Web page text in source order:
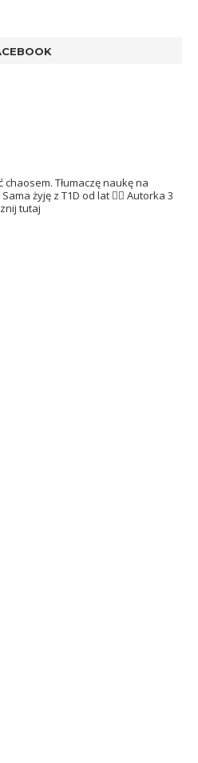
chaosem. Tłumaczę naukę na
Sama żyję z T1D od lat 👩‍⚕️ Autorka 3
tutaj